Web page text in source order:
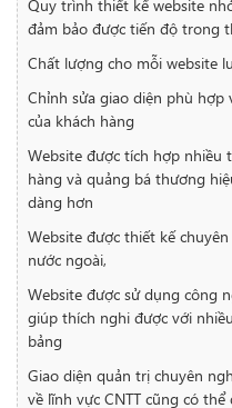
Quy trình thiết kế website
đảm bảo được tiến độ trong
Chất lượng cho mỗi website
Chỉnh sửa giao diện phù hợp
của khách hàng
Website được tích hợp nhiều
hàng và quảng bá thương
dàng hơn
Website được thiết kế
nước ngoài,
Website được sử dụng công
giúp thích nghi được với
bảng
Giao diện quản trị chuyên
về lĩnh vực CNTT cũng có